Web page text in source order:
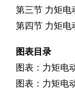
第三节 力矩电
第四节 力矩电
图表目录
图表：力矩电
图表：力矩电